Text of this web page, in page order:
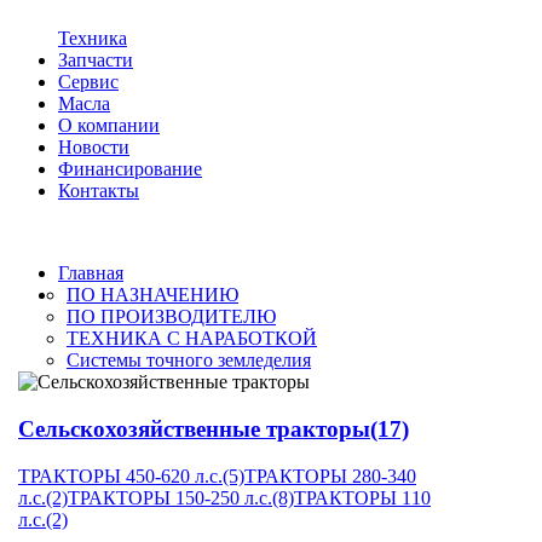
Техника
Запчасти
Сервис
Масла
О компании
Новости
Финансирование
Контакты
Главная
ПО НАЗНАЧЕНИЮ
ПО ПРОИЗВОДИТЕЛЮ
ТЕХНИКА С НАРАБОТКОЙ
Системы точного земледелия
Сельскохозяйственные тракторы(17)
ТРАКТОРЫ 450-620 л.с.(5)ТРАКТОРЫ 280-340
л.с.(2)ТРАКТОРЫ 150-250 л.с.(8)ТРАКТОРЫ 110
л.с.(2)